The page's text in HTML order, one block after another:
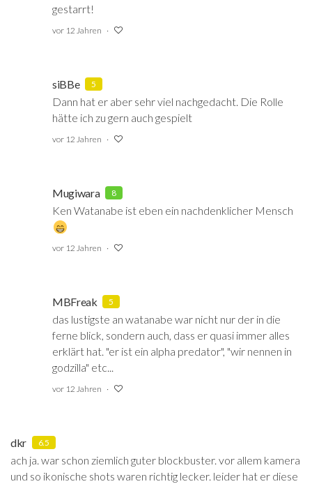
gestarrt!
vor 12 Jahren
siBBe 5
Dann hat er aber sehr viel nachgedacht. Die Rolle
hätte ich zu gern auch gespielt
vor 12 Jahren
Mugiwara 8
Ken Watanabe ist eben ein nachdenklicher Mensch
vor 12 Jahren
MBFreak 5
das lustigste an watanabe war nicht nur der in die
ferne blick, sondern auch, dass er quasi immer alles
erklärt hat. "er ist ein alpha predator", "wir nennen in
godzilla" etc...
vor 12 Jahren
dkr 6.5
ach ja. war schon ziemlich guter blockbuster. vor allem kamera
und so ikonische shots waren richtig lecker. leider hat er diese